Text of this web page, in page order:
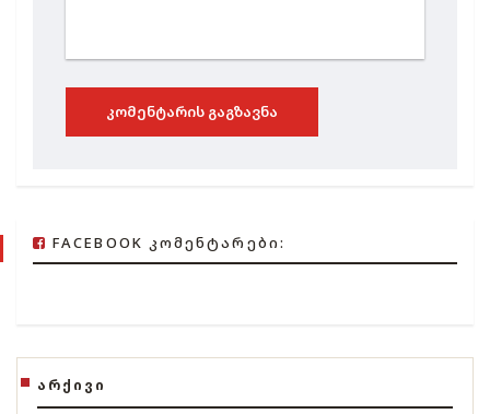
ᲙᲝᲛᲔᲜᲢᲐᲠᲘᲡ ᲒᲐᲒᲖᲐᲕᲜᲐ
FACEBOOK ᲙᲝᲛᲔᲜᲢᲐᲠᲔᲑᲘ:
ᲐᲠᲥᲘᲕᲘ